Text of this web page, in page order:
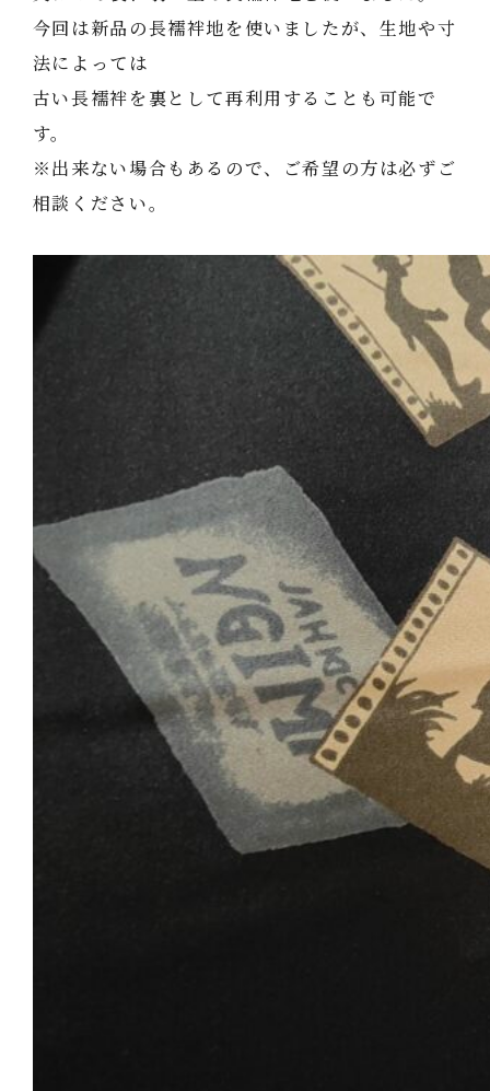
今回は新品の長襦袢地を使いましたが、生地や寸
法によっては
古い長襦袢を裏として再利用することも可能で
す。
※出来ない場合もあるので、ご希望の方は必ずご
相談ください。